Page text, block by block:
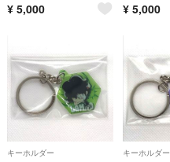
¥ 5,000 ¥ 5,000
キーホルダー キーホルダー